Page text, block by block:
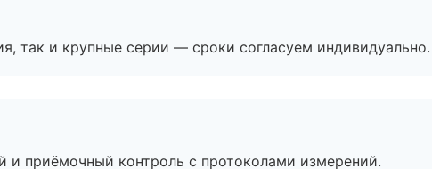
так и крупные серии — сроки согласуем индивидуально.
и приёмочный контроль с протоколами измерений.